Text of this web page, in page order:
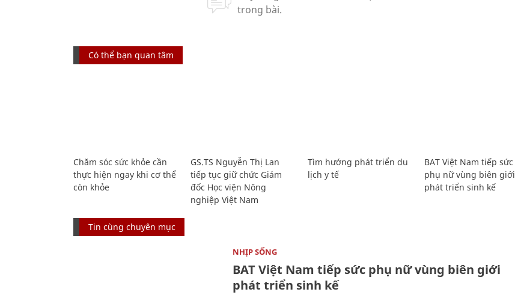
Có thể bạn quan tâm
Chăm sóc sức khỏe cần
thực hiện ngay khi cơ thể
còn khỏe
GS.TS Nguyễn Thị Lan
tiếp tục giữ chức Giám
đốc Học viện Nông
nghiệp Việt Nam
Tìm hướng phát triển du
lịch y tế
BAT Việt Nam tiếp sức
phụ nữ vùng biên giới
phát triển sinh kế
Tin cùng chuyên mục
NHỊP SỐNG
BAT Việt Nam tiếp sức phụ nữ vùng biên giới
phát triển sinh kế